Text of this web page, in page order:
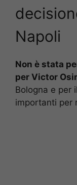
Napoli
Non è stata
per Victor
Bologna e per
importanti per